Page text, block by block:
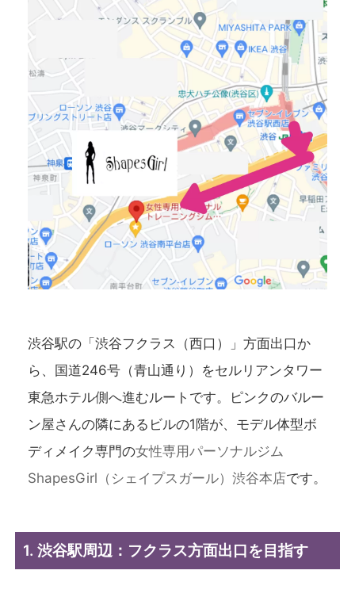
渋谷駅の「渋谷フクラス（西口）」方面出口か
ら、国道246号（青山通り）をセルリアンタワー
東急ホテル側へ進むルートです。ピンクのバルー
ン屋さんの隣にあるビルの1階が、モデル体型ボ
ディメイク専門の女性専用パーソナルジム
ShapesGirl（シェイプスガール）渋谷本店です。
1. 渋谷駅周辺：フクラス方面出口を目指す